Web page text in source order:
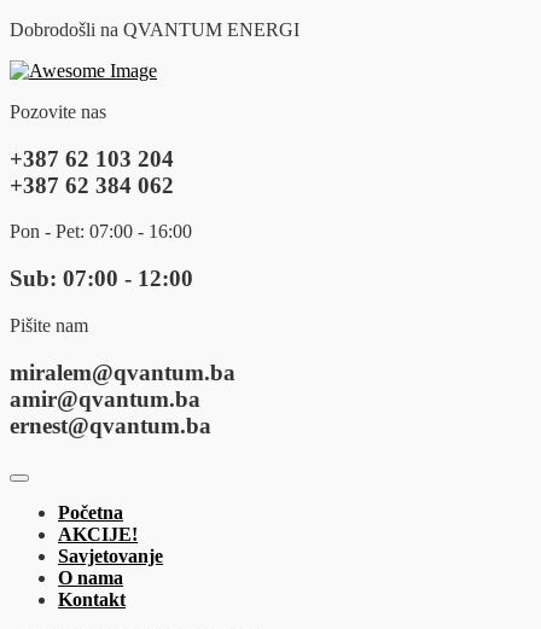
Dobrodošli na QVANTUM ENERGI
Pozovite nas
+387 62 103 204
+387 62 384 062
Pon - Pet: 07:00 - 16:00
Sub: 07:00 - 12:00
Pišite nam
miralem@qvantum.ba
amir@qvantum.ba
ernest@qvantum.ba
Početna
AKCIJE!
Savjetovanje
O nama
Kontakt